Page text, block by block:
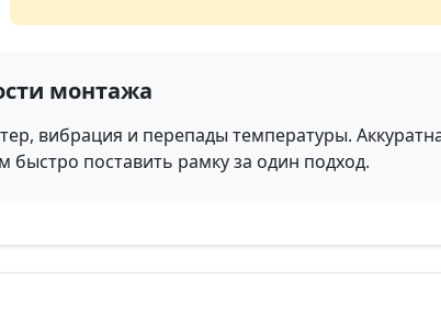
монтажа
вибрация и перепады температуры.
поставить рамку за один подход.